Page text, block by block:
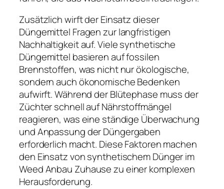
Zusätzlich wirft der Einsatz dieser
Düngemittel Fragen zur langfristigen
Nachhaltigkeit auf. Viele synthetische
Düngemittel basieren auf fossilen
Brennstoffen, was nicht nur ökologische,
sondern auch ökonomische Bedenken
aufwirft. Während der Blütephase muss der
Züchter schnell auf Nährstoffmängel
reagieren, was eine ständige Überwachung
und Anpassung der Düngergaben
erforderlich macht. Diese Faktoren machen
den Einsatz von synthetischem Dünger im
Weed Anbau Zuhause zu einer komplexen
Herausforderung.